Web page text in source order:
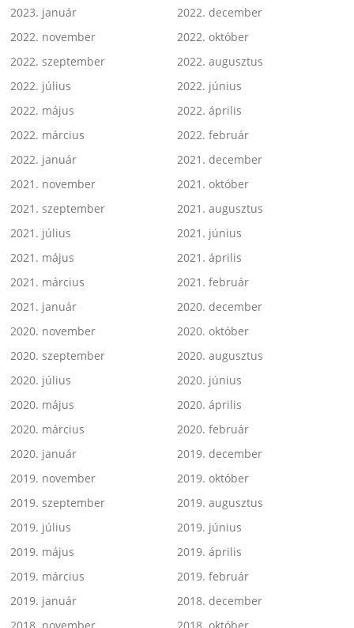
2023. január
2022. december
2022. november
2022. október
2022. szeptember
2022. augusztus
2022. július
2022. június
2022. május
2022. április
2022. március
2022. február
2022. január
2021. december
2021. november
2021. október
2021. szeptember
2021. augusztus
2021. július
2021. június
2021. május
2021. április
2021. március
2021. február
2021. január
2020. december
2020. november
2020. október
2020. szeptember
2020. augusztus
2020. július
2020. június
2020. május
2020. április
2020. március
2020. február
2020. január
2019. december
2019. november
2019. október
2019. szeptember
2019. augusztus
2019. július
2019. június
2019. május
2019. április
2019. március
2019. február
2019. január
2018. december